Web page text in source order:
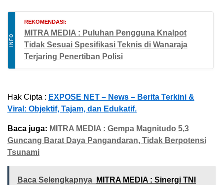
INFO
REKOMENDASI:
MITRA MEDIA : Puluhan Pengguna Knalpot
Tidak Sesuai Spesifikasi Teknis di Wanaraja
Terjaring Penertiban Polisi
Hak Cipta : EXPOSE NET – News – Berita Terkini &
Viral: Objektif, Tajam, dan Edukatif.
Baca juga: MITRA MEDIA : Gempa Magnitudo 5,3
Guncang Barat Daya Pangandaran, Tidak Berpotensi
Tsunami
Baca Selengkapnya
MITRA MEDIA : Sinergi TNI